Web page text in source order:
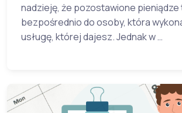
nadzieję, że pozostawione pieniądze
bezpośrednio do osoby, która
usługę, której dajesz. Jednak w …